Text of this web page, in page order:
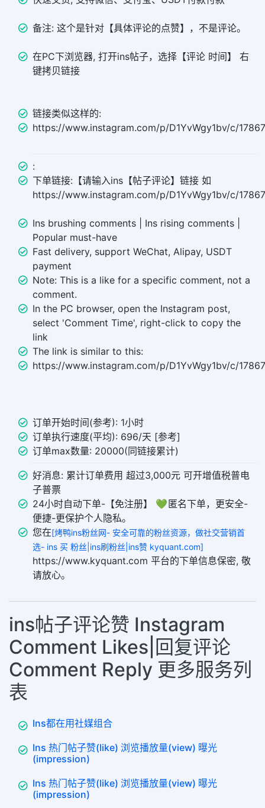
备注: 这个是针对【具体评论的点赞】，不是评论。
在PC下浏览器, 打开ins帖子，选择【评论 时间】 右
键拷贝链接
链接类似这样的:
https://www.instagram.com/p/D1YvWgy1bv/c/
:
下单链接:【请输入ins【帖子评论】链接 如
https://www.instagram.com/p/D1YvWgy1bv/c/
Ins brushing comments | Ins rising comments |
Popular must-have
Fast delivery, support WeChat, Alipay, USDT
payment
Note: This is a like for a specific comment, not a
comment.
In the PC browser, open the Instagram post,
select 'Comment Time', right-click to copy the
link
The link is similar to this:
https://www.instagram.com/p/D1YvWgy1bv/c/
订单开始时间(参考): 1小时
订单执行速度(平均): 696/天 [参考]
订单max数量: 20000(同链接累计)
好消息: 累计订单费用 超过3,000元 可开增值税普电
子普票
24小时自动下单-【免注册】 💚 匿名下单，更安全-
便捷-更保护个人隐私。
您在[烤鸭ins粉丝网- 安全可靠的粉丝资源，做社交营销首
选- ins 买 粉丝|ins刷粉丝|ins赞 kyquant.com]
https://www.kyquant.com 平台的下单信息保密, 敬
请放心。
ins帖子评论赞 Instagram
Comment Likes|回复评论
Comment Reply 更多服务列
表
Ins都在用社媒组合
Ins 热门帖子赞(like) 浏览播放量(view) 曝光
(impression)
Ins 热门帖子赞(like) 浏览播放量(view) 曝光
(impression)